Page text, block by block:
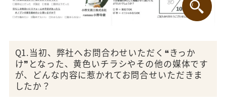
Q1.当初、弊社へお問合わせいただく❝きっか
け❞となった、黄色いチラシやその他の媒体です
が、どんな内容に惹かれてお問合せいただきま
したか？